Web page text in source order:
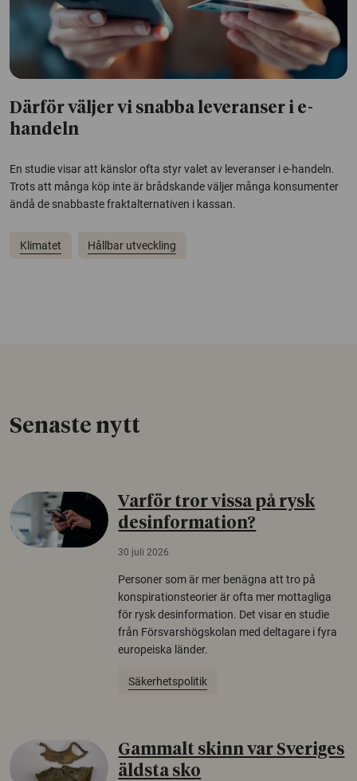
Därför väljer vi snabba leveranser i e-
handeln
En studie visar att känslor ofta styr valet av leveranser i e-handeln.
Trots att många köp inte är brådskande väljer många konsumenter
ändå de snabbaste fraktalternativen i kassan.
Klimatet Hållbar utveckling
Senaste nytt
Varför tror vissa på rysk
desinformation?
30 juli 2026
Personer som är mer benägna att tro på
konspirationsteorier är ofta mer mottagliga
för rysk desinformation. Det visar en studie
från Försvarshögskolan med deltagare i fyra
europeiska länder.
Säkerhetspolitik
Gammalt skinn var Sveriges
äldsta sko